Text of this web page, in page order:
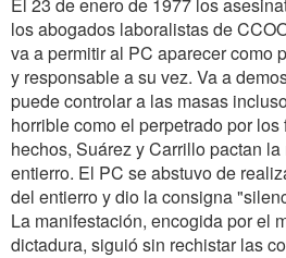
los abogados laboralistas de
va a permitir al PC aparecer como
y responsable a su vez. Va a
puede controlar a las masas
horrible como el perpetrado por
hechos, Suárez y Carrillo pactan
entierro. El PC se abstuvo de
del entierro y dio la consigna
La manifestación, encogida por el
dictadura, siguió sin rechistar las